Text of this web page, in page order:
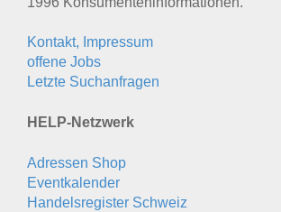
Kontakt, Impressum
offene Jobs
Letzte Suchanfragen
HELP-Netzwerk
Adressen Shop
Eventkalender
Handelsregister Schweiz